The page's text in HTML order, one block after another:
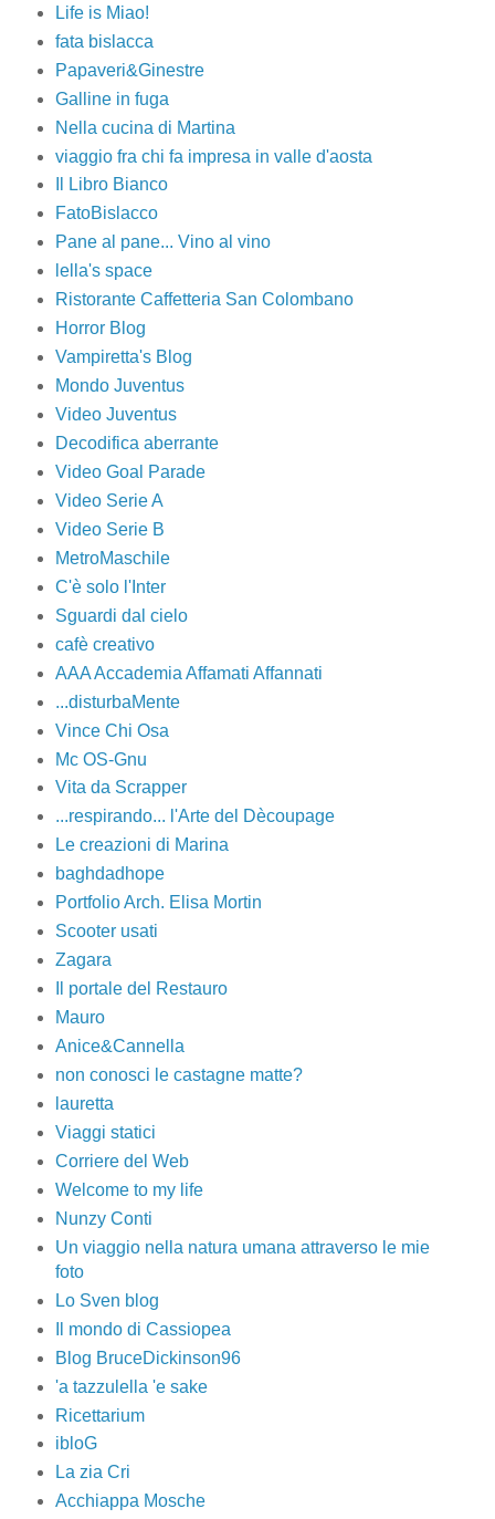
Life is Miao!
fata bislacca
Papaveri&Ginestre
Galline in fuga
Nella cucina di Martina
viaggio fra chi fa impresa in valle d'aosta
Il Libro Bianco
FatoBislacco
Pane al pane... Vino al vino
lella's space
Ristorante Caffetteria San Colombano
Horror Blog
Vampiretta's Blog
Mondo Juventus
Video Juventus
Decodifica aberrante
Video Goal Parade
Video Serie A
Video Serie B
MetroMaschile
C'è solo l'Inter
Sguardi dal cielo
cafè creativo
AAA Accademia Affamati Affannati
...disturbaMente
Vince Chi Osa
Mc OS-Gnu
Vita da Scrapper
...respirando... l'Arte del Dècoupage
Le creazioni di Marina
baghdadhope
Portfolio Arch. Elisa Mortin
Scooter usati
Zagara
Il portale del Restauro
Mauro
Anice&Cannella
non conosci le castagne matte?
lauretta
Viaggi statici
Corriere del Web
Welcome to my life
Nunzy Conti
Un viaggio nella natura umana attraverso le mie
foto
Lo Sven blog
Il mondo di Cassiopea
Blog BruceDickinson96
'a tazzulella 'e sake
Ricettarium
ibloG
La zia Cri
Acchiappa Mosche